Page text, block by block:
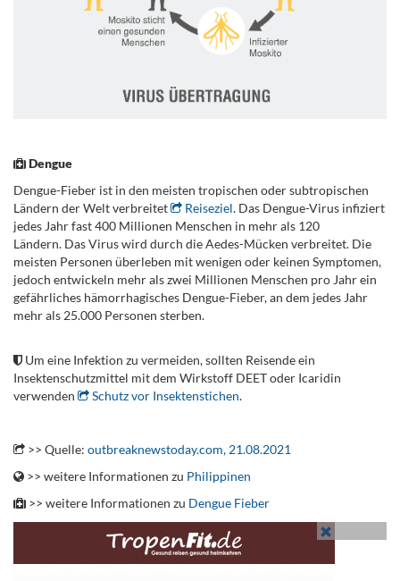
Dengue
Dengue-Fieber ist in den meisten tropischen oder subtropischen
Ländern der Welt verbreitet
Reiseziel. Das Dengue-Virus infiziert
jedes Jahr fast 400 Millionen Menschen in mehr als 120
Ländern. Das Virus wird durch die Aedes-Mücken verbreitet. Die
meisten Personen überleben mit wenigen oder keinen Symptomen,
jedoch entwickeln mehr als zwei Millionen Menschen pro Jahr ein
gefährliches hämorrhagisches Dengue-Fieber, an dem jedes Jahr
mehr als 25.000 Personen sterben.
Um eine Infektion zu vermeiden, sollten Reisende ein
Insektenschutzmittel mit dem Wirkstoff DEET oder Icaridin
verwenden
Schutz vor Insektenstichen.
>> Quelle: outbreaknewstoday.com, 21.08.2021
>> weitere Informationen zu Philippinen
>> weitere Informationen zu Dengue Fieber